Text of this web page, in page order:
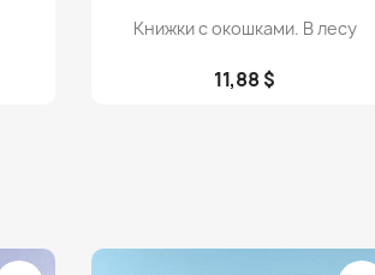
Просмотр
Книжки с окошками. В лесу
11,88 $